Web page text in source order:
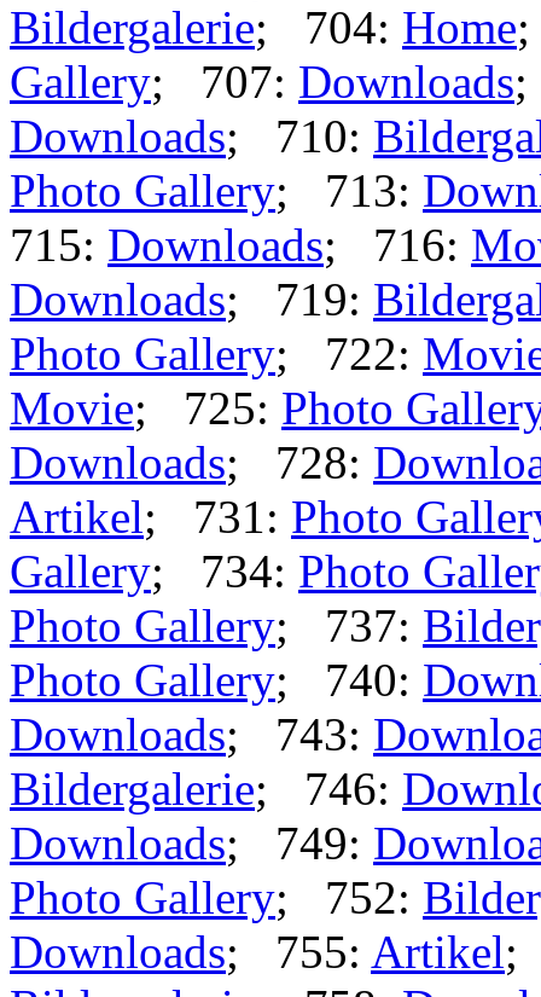
Bildergalerie; 704: Home
Gallery; 707: Downloads
Downloads; 710:
Photo Gallery; 713:
715: Downloads; 716:
Downloads; 719:
Photo Gallery; 722:
Movie; 725: Photo
Downloads; 728:
Artikel; 731: Photo
Gallery; 734: Photo
Photo Gallery; 737:
Photo Gallery; 740:
Downloads; 743:
Bildergalerie; 746:
Downloads; 749:
Photo Gallery; 752:
Downloads; 755: Artikel;